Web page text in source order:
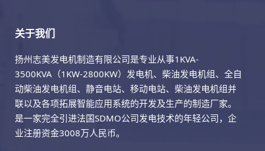
关于我们
扬州志美发电机制造有限公司是专业从事1KVA-
3500KVA（1KW-2800KW）发电机、柴油发电机组、全自
动柴油发电机组、静音电站、移动电站、柴油发电机组并
联以及各项拓展智能应用系统的开发及生产的制造厂家。
是一家完全引进法国SDMO公司发电技术的年轻公司，企
业注册资金3008万人民币。